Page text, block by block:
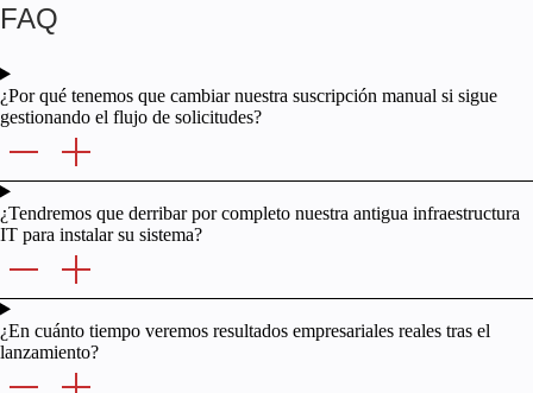
FAQ
¿Por qué tenemos que cambiar nuestra suscripción manual si sigue
gestionando el flujo de solicitudes?
¿Tendremos que derribar por completo nuestra antigua infraestructura
IT para instalar su sistema?
¿En cuánto tiempo veremos resultados empresariales reales tras el
lanzamiento?